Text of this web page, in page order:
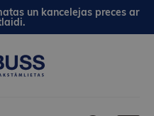
un kancelejas preces ar